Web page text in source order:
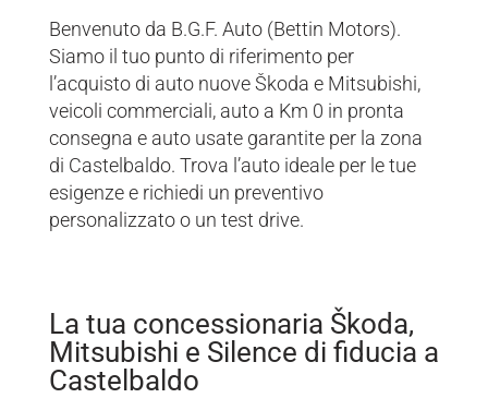
Benvenuto da B.G.F. Auto (Bettin Motors).
Siamo il tuo punto di riferimento per
l’acquisto di auto nuove Škoda e Mitsubishi,
veicoli commerciali, auto a Km 0 in pronta
consegna e auto usate garantite per la zona
di Castelbaldo. Trova l’auto ideale per le tue
esigenze e richiedi un preventivo
personalizzato o un test drive.
La tua concessionaria Škoda,
Mitsubishi e Silence di fiducia a
Castelbaldo